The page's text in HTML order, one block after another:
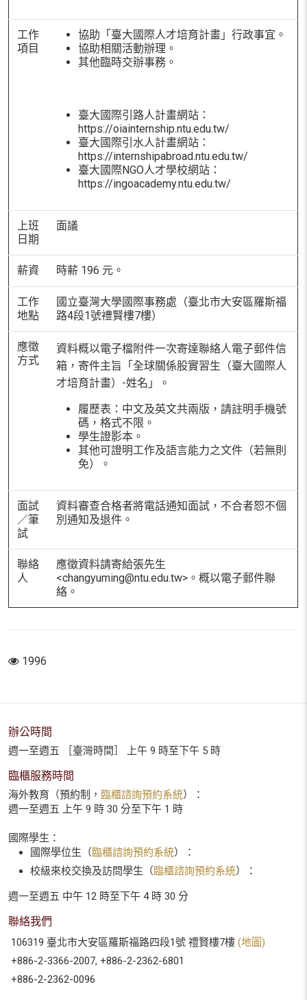
工作
項目
協助「臺大國際人才培育計畫」行政事宜。
協助相關活動辦理。
其他臨時交辦事務。
臺大國際引路人計畫網站：
https://oiainternship.ntu.edu.tw/
臺大國際引水人計畫網站：
https://internshipabroad.ntu.edu.tw/
臺大國際NGO人才學校網站：
https://ingoacademy.ntu.edu.tw/
上班
日期
面議
薪資 時薪 196 元。
工作
地點
國立臺灣大學國際事務處（臺北市大安區羅斯福
路4段1號禮賢樓7樓）
應徵
方式
資料概以電子檔附件一次寄達聯絡人電子郵件信
箱，寄件主旨「全球關係股實習生（臺大國際人
才培育計畫）-姓名」。
履歷表：中文及英文共兩版，請註明手機號
碼，格式不限。
學生證影本。
其他可證明工作及語言能力之文件（若無則
免）。
面試
／筆
試
資料審查合格者將電話通知面試，不合者恕不個
別通知及退件。
聯絡
人
應徵資料請寄給張先生
<changyuming@ntu.edu.tw>。概以電子郵件聯
絡。
1996
辦公時間
週一至週五 ［臺灣時間］ 上午 9 時至下午 5 時
臨櫃服務時間
海外教育（預約制， 臨櫃諮詢預約系統）：
週一至週五 上午 9 時 30 分至下午 1 時
國際學生：
國際學位生（臨櫃諮詢預約系統）：
校級來校交換及訪問學生（臨櫃諮詢預約系統）：
週一至週五 中午 12 時至下午 4 時 30 分
聯絡我們
106319 臺北市大安區羅斯福路四段1號 禮賢樓7樓 (地圖)
+886-2-3366-2007, +886-2-2362-6801
+886-2-2362-0096